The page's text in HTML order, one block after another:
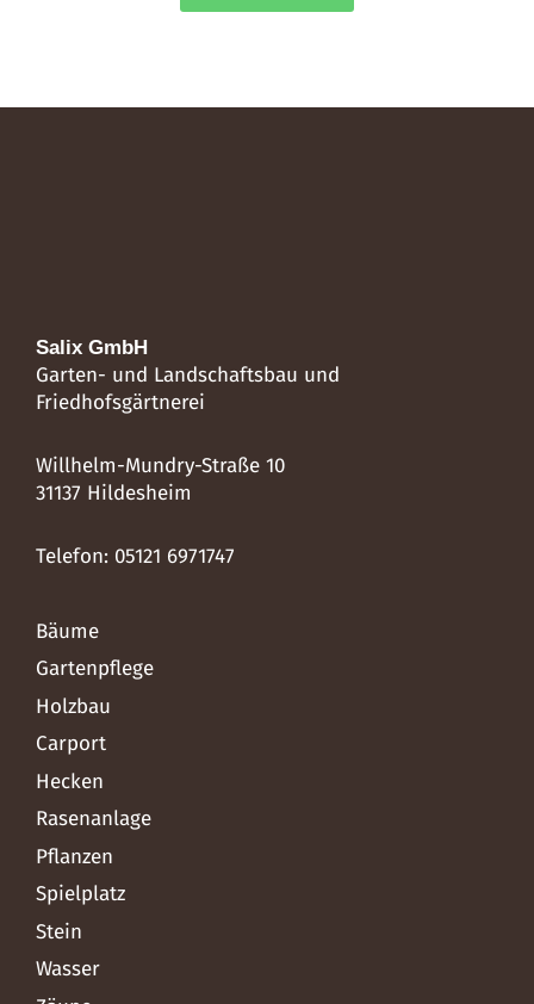
Salix GmbH
Garten- und Landschaftsbau und
Friedhofsgärtnerei
Willhelm-Mundry-Straße 10
31137 Hildesheim
Telefon: 05121 6971747
Bäume
Gartenpflege
Holzbau
Carport
Hecken
Rasenanlage
Pflanzen
Spielplatz
Stein
Wasser